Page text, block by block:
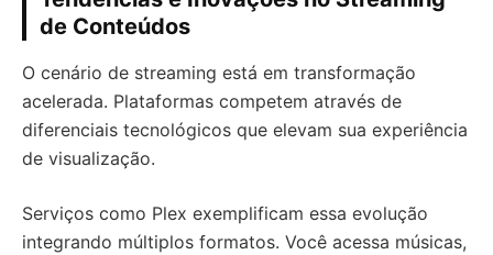
de Conteúdos
O cenário de streaming está em transformação
acelerada. Plataformas competem através de
diferenciais tecnológicos que elevam sua experiência
de visualização.
Serviços como Plex exemplificam essa evolução
integrando múltiplos formatos. Você acessa músicas,